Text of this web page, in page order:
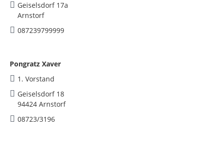
Geiselsdorf 17a
Arnstorf
087239799999
Pongratz Xaver
1. Vorstand
Geiselsdorf 18
94424 Arnstorf
08723/3196